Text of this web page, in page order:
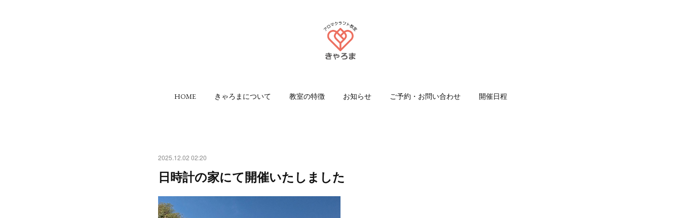
HOME きゃろまについて 教室の特徴 お知らせ ご予約・お問い合わせ 開催日程
2025.12.02 02:20
日時計の家にて開催いたしました